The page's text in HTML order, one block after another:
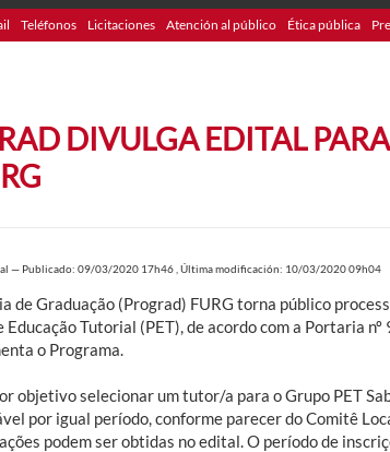
Teléfonos Licitaciones Atención al público Ética pública
DIVULGA EDITAL
— Publicado: 09/03/2020 17h46 Última modificación: 10/03/2020 09h04
de Graduação (Prograd) FURG torna público
Educação Tutorial (PET), de acordo com a Portaria
o Programa.
objetivo selecionar um tutor/a para o Grupo PET
por igual período, conforme parecer do Comitê
podem ser obtidas no edital. O período de